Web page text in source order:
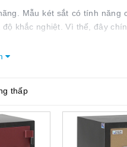
Mẫu két sắt có tính năng
khắc nghiệt. Vì thế, đây
thấp